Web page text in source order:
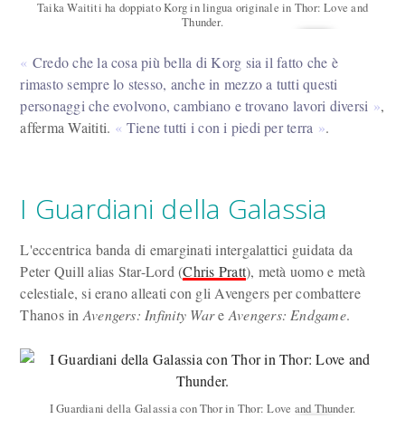
Taika Waititi ha doppiato Korg in lingua originale in Thor: Love and
Thunder.
Credo che la cosa più bella di Korg sia il fatto che è
rimasto sempre lo stesso, anche in mezzo a tutti questi
personaggi che evolvono, cambiano e trovano lavori diversi
,
afferma Waititi.
Tiene tutti i con i piedi per terra .
I Guardiani della Galassia
L'eccentrica banda di emarginati intergalattici guidata da
Peter Quill alias Star-Lord (Chris Pratt), metà uomo e metà
celestiale, si erano alleati con gli Avengers per combattere
Thanos in Avengers: Infinity Ware Avengers: Endgame.
I Guardiani della Galassia con Thor in Thor: Love and Thunder.